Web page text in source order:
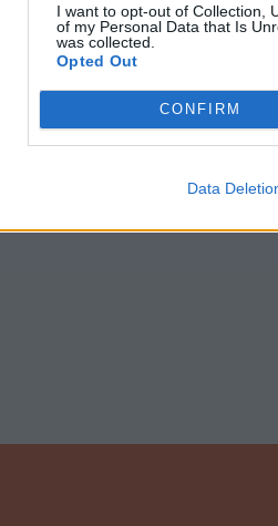
I want to opt-out of Collection,
of my Personal Data that Is
was collected.
Opted Out
CONFIRM
Data